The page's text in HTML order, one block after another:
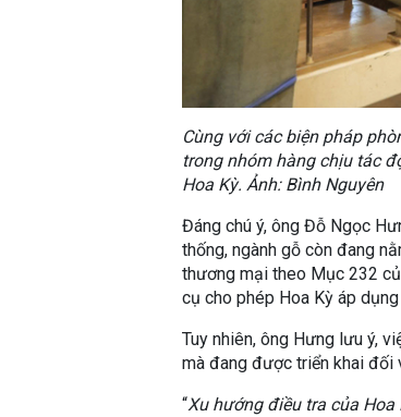
Cùng với các biện pháp
trong nhóm hàng chịu tác
Hoa Kỳ. Ảnh: Bình Nguyên
Đáng chú ý, ông Đỗ Ngọc
thống, ngành gỗ còn đang
thương mại theo Mục 232
cụ cho phép Hoa Kỳ áp
Tuy nhiên, ông Hưng lưu ý,
mà đang được triển khai đối
“Xu hướng điều tra của